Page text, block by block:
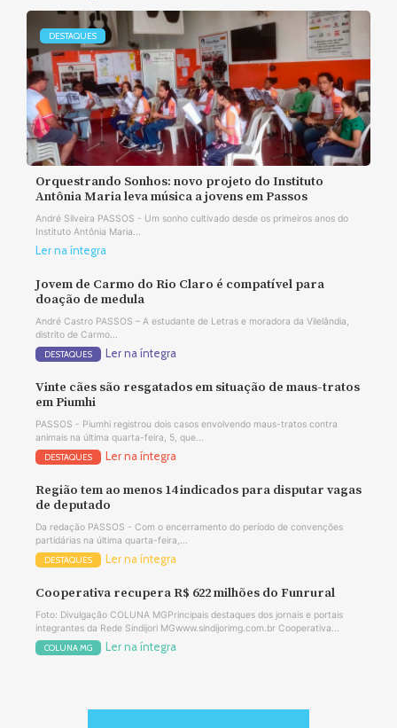
DESTAQUES
Orquestrando Sonhos: novo projeto do Instituto
Antônia Maria leva música a jovens em Passos
André Silveira PASSOS - Um sonho cultivado desde os primeiros anos do
Instituto Antônia Maria...
Ler na íntegra
Jovem de Carmo do Rio Claro é compatível para
doação de medula
André Castro PASSOS – A estudante de Letras e moradora da Vilelândia,
distrito de Carmo...
DESTAQUES Ler na íntegra
Vinte cães são resgatados em situação de maus-tratos
em Piumhi
PASSOS - Piumhi registrou dois casos envolvendo maus-tratos contra
animais na última quarta-feira, 5, que...
DESTAQUES Ler na íntegra
Região tem ao menos 14 indicados para disputar vagas
de deputado
Da redação PASSOS - Com o encerramento do período de convenções
partidárias na última quarta-feira,...
DESTAQUES Ler na íntegra
Cooperativa recupera R$ 622 milhões do Funrural
Foto: Divulgação COLUNA MGPrincipais destaques dos jornais e portais
integrantes da Rede Sindijori MGwww.sindijorimg.com.br Cooperativa...
COLUNA MG Ler na íntegra